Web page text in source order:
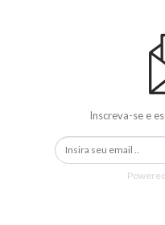
Inscreva-se e